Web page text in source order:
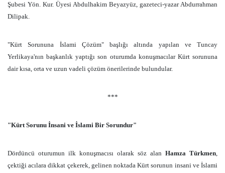
Şubesi Yön. Kur. Üyesi Abdulhakim Beyazyüz, gazeteci-yazar Abdurrahman
Dilipak.
"Kürt Sorununa İslami Çözüm" başlığı altında yapılan ve Tuncay
Yerlikaya'nın başkanlık yaptığı son oturumda konuşmacılar Kürt sorununa
dair kısa, orta ve uzun vadeli çözüm önerilerinde bulundular.
***
"Kürt Sorunu İnsani ve İslami Bir Sorundur"
Dördüncü oturumun ilk konuşmacısı olarak söz alan Hamza Türkmen,
çektiği acılara dikkat çekerek, gelinen noktada Kürt sorunun insani ve İslami